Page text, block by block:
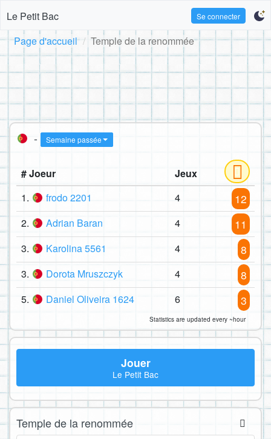
Le Petit Bac Se connecter
Page d'accueil Temple de la renommée
- Semaine passée
# Joeur
Jeux
1.
frodo 2201 4 12
2. Adrian Baran 4 11
3. Karolina 5561 4 8
3. Dorota Mruszczyk 4 8
5. Daniel Oliveira 1624 6 3
Statistics are updated every ~hour
Jouer
Le Petit Bac
Temple de la renommée